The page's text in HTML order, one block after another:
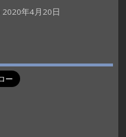
2020年4月20日